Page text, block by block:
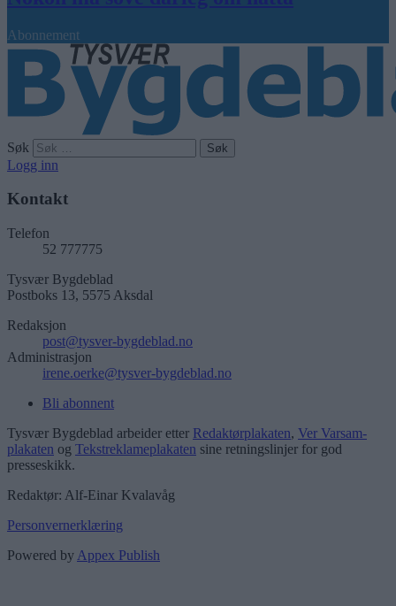
Abonnement
Søk
Logg inn
Kontakt
Telefon
52 777775
Tysvær Bygdeblad
Postboks 13, 5575 Aksdal
Redaksjon
post@tysver-bygdeblad.no
Administrasjon
irene.oerke@tysver-bygdeblad.no
Bli abonnent
Tysvær Bygdeblad arbeider etter Redaktørplakaten, Ver Varsam-
plakaten og Tekstreklameplakaten sine retningslinjer for god
presseskikk.
Redaktør: Alf-Einar Kvalavåg
Personvernerklæring
Powered by Appex Publish